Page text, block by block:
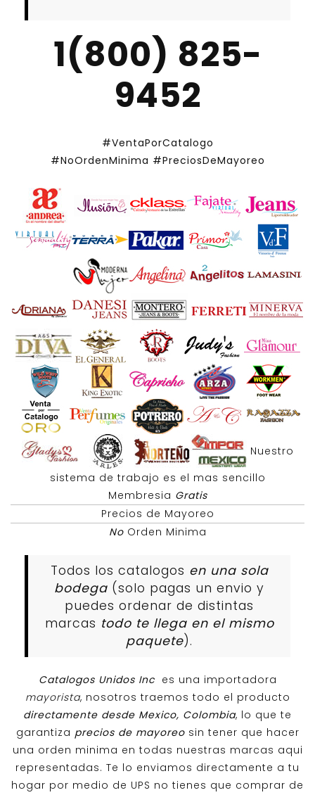
1(800) 825-
9452
#VentaPorCatalogo
#NoOrdenMinima #PreciosDeMayoreo
Nuestro
sistema de trabajo es el mas sencillo
Membresia Gratis
Precios de Mayoreo
NoOrden Minima
Todos los catalogos en una sola
bodega (solo pagas un envio y
puedes ordenar de distintas
marcas todo te llega en el mismo
paquete).
Catalogos Unidos Inc es una importadora
mayorista, nosotros traemos todo el producto
directamente desde Mexico, Colombia, lo que te
garantiza precios de mayoreosin tener que hacer
una orden minima en todas nuestras marcas aqui
representadas. Te lo enviamos directamente a tu
hogar por medio de UPS no tienes que comprar de